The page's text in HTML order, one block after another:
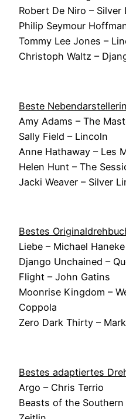
Robert De Niro – Silver
Philip Seymour
Tommy Lee Jones –
Christoph Waltz –
Beste Nebendarstellerin
Amy Adams – The
Sally Field – Lincoln
Anne Hathaway – Les
Helen Hunt – The
Jacki Weaver – Silver
Bestes
Liebe – Michael Haneke
Django Unchained –
Flight – John Gatins
Moonrise Kingdom –
Coppola
Zero Dark Thirty –
Bestes adaptiertes
Argo – Chris Terrio
Beasts of the